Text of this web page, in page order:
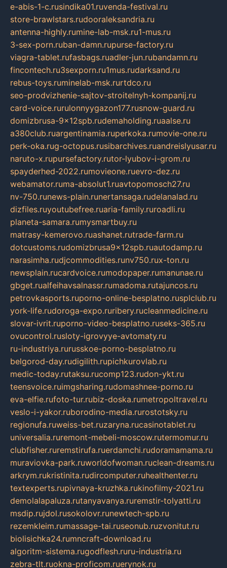
e-abis-1-c.rusindika01.ruvenda-festival.ru
store-brawlstars.rudooraleksandria.ru
antenna-highly.rumine-lab-msk.ru1-mus.ru
3-sex-porn.ruban-damn.rupurse-factory.ru
viagra-tablet.rufasbags.ruadler-jun.rubandamn.ru
fincontech.ru3sexporn.ru1mus.rudarksand.ru
rebus-toys.ruminelab-msk.rurtdco.ru
seo-prodvizhenie-sajtov-stroitelnyh-kompanij.ru
card-voice.rurulonnyygazon177.rusnow-guard.ru
domizbrusa-9x12spb.rudemaholding.ruaalse.ru
a380club.ruargentinamia.ruperkoka.rumovie-one.ru
perk-oka.rug-octopus.rusibarchives.ruandreislyusar.ru
naruto-x.rupursefactory.rutor-lyubov-i-grom.ru
spayderhed-2022.rumovieone.ruevro-dez.ru
webamator.ruma-absolut1.ruavtopomosch27.ru
nv-750.runews-plain.runertansaga.rudelanalad.ru
dizfiles.ruyoutubefree.ruaria-family.ruroadli.ru
planeta-samara.rumysmartbuy.ru
matrasy-kemerovo.ruashanet.rutrade-farm.ru
dotcustoms.rudomizbrusa9x12spb.ruautodamp.ru
narasimha.rudjcommodities.runv750.rux-ton.ru
newsplain.rucardvoice.rumodopaper.rumanunae.ru
gbget.rualfeihavsalnassr.rumadoma.rutajuncos.ru
petrovkasports.ruporno-online-besplatno.rusplclub.ru
york-life.rudoroga-expo.ruribery.rucleanmedicine.ru
slovar-ivrit.ruporno-video-besplatno.ruseks-365.ru
ovucontrol.rusloty-igrovyye-avtomaty.ru
ru-industriya.rurusskoe-porno-besplatno.ru
belgorod-day.rudigilith.rupichkurovlab.ru
medic-today.rutaksu.rucomp123.rudon-ykt.ru
teensvoice.ruimgsharing.rudomashnee-porno.ru
eva-elfie.rufoto-tur.rubiz-doska.rumetropoltravel.ru
veslo-i-yakor.ruborodino-media.rurostotsky.ru
regionufa.ruweiss-bet.ruzaryna.rucasinotablet.ru
universalia.ruremont-mebeli-moscow.rutermomur.ru
clubfisher.ruremstirufa.ruerdamchi.rudoramamama.ru
muraviovka-park.ruworldofwoman.ruclean-dreams.ru
arkrym.rukristinita.rudircomputer.ruhealthenter.ru
textexperts.rupivnaya-kruzhka.rukinofilmy-2021.ru
demolalapaluza.rutanyavanya.ruremstir-tolyatti.ru
msdip.rujdol.rusokolovr.runewtech-spb.ru
rezemkleim.rumassage-tai.ruseonub.ruzvonitut.ru
biolisichka24.rumncraft-download.ru
algoritm-sistema.rugodflesh.ruru-industria.ru
zebra-tlt.ruokna-proficom.ruerynok.ru